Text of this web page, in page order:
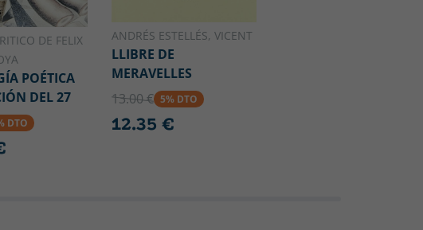
DE FELIX
POÉTICA
DEL 27
DTO
ANDRÉS ESTELLÉS, VICENT
LLIBRE DE
MERAVELLES
13.00 € 5% DTO
12.35 €